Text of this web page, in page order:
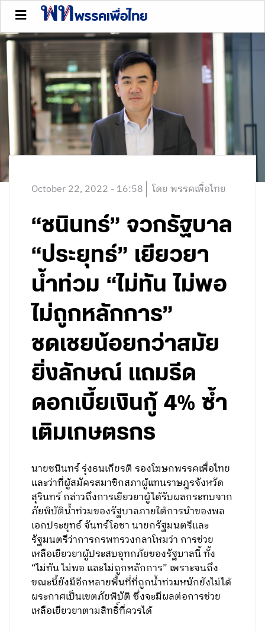
October 22, 2022 - 16:58 โดย พรรคเพื่อไทย
“ชนินทร์” จวกรัฐบาล
“ประยุทธ์” เยียวยา
น้ำท่วม “ไม่ทัน ไม่พอ
ไม่ถูกหลักการ”
ชดเชยน้อยกว่าสมัย
ยิ่งลักษณ์ แถมรีด
ดอกเบี้ยเงินกู้ 4% ซ้ำ
เติมเกษตรกร
นายชนินทร์ รุ่งธนเกียรติ รองโฆษกพรรคเพื่อไทย
และว่าที่ผู้สมัครสมาชิกสภาผู้แทนราษฎรจังหวัด
สุรินทร์ กล่าวถึงการเยียวยาผู้ได้รับผลกระทบจาก
ภัยพิบัติน้ำท่วมของรัฐบาลภายใต้การนำของพล
เอกประยุทธ์ จันทร์โอชา นายกรัฐมนตรีและ
รัฐมนตรีว่าการกรพทรวงกลาโหมว่า การช่วย
เหลือเยียวยาผู้ประสบอุทกภัยของรัฐบาลนี้ ทั้ง
“ไม่ทัน ไม่พอ และไม่ถูกหลักการ” เพราะจนถึง
ขณะนี้ยังมีอีกหลายพื้นที่ที่ถูกน้ำท่วมหนักยังไม่ได้
ผระกาศเป็นเขตภัยพิบัติ ซึ่งจะมีผลต่อการช่วย
เหลือเยียวยาตามสิทธิ์ที่ควรได้